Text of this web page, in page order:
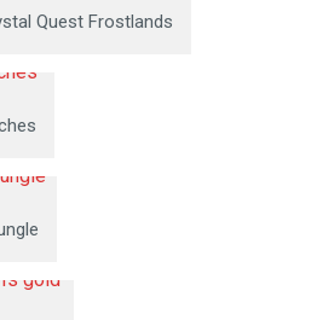
Quest Frostlands